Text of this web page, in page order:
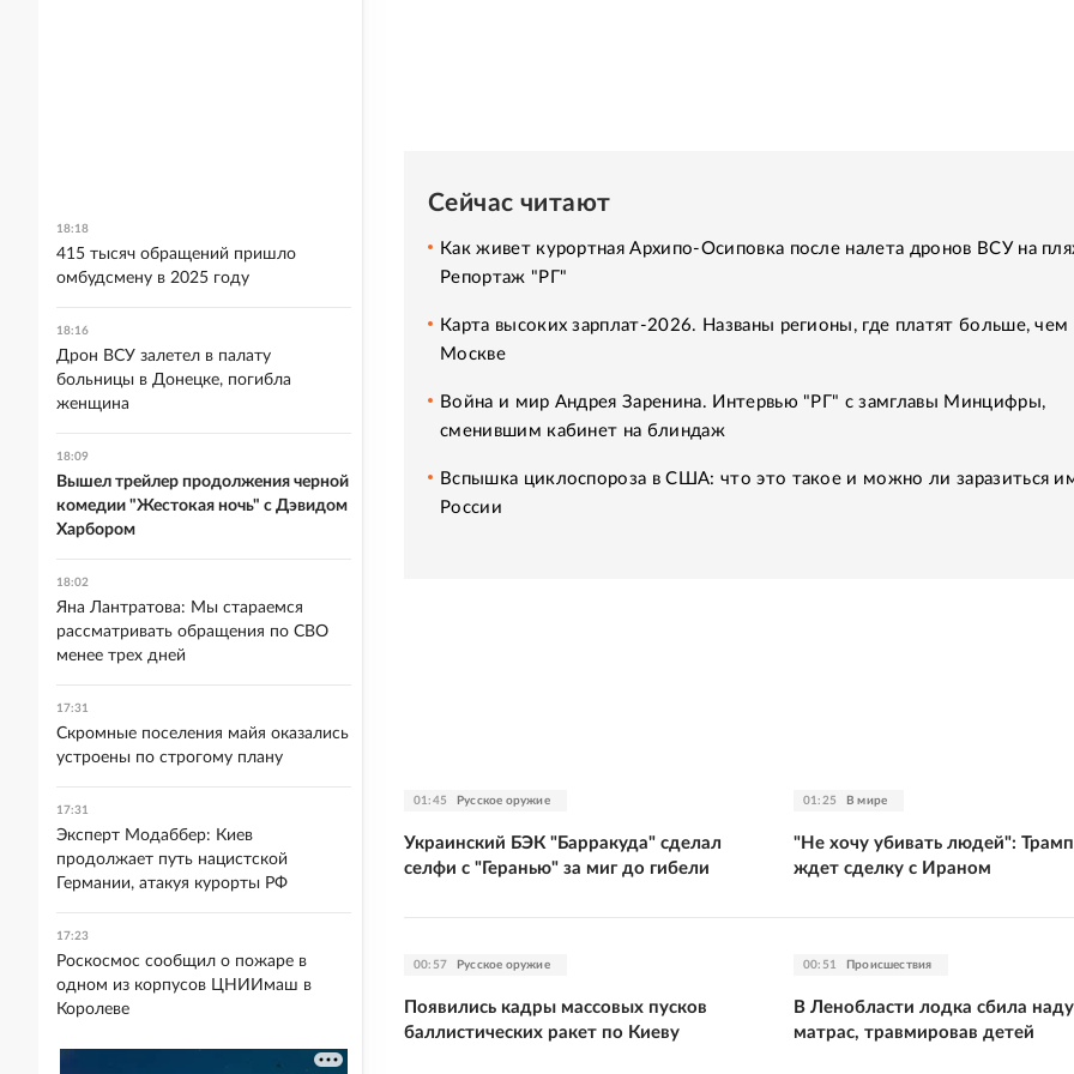
Сейчас читают
Как живет курортная Архипо-Осиповка после налета дронов ВСУ на
Репортаж "РГ"
Карта высоких зарплат-2026. Названы регионы, где платят больше, чем
Москве
Война и мир Андрея Заренина. Интервью "РГ" с замглавы Минцифры,
сменившим кабинет на блиндаж
Вспышка циклоспороза в США: что это такое и можно ли заразиться
России
01:45 Русское оружие
Украинский БЭК "Барракуда" сделал
селфи с "Геранью" за миг до гибели
01:25 В мире
"Не хочу убивать людей":
ждет сделку с Ираном
00:57 Русское оружие
Появились кадры массовых пусков
баллистических ракет по Киеву
00:51 Происшествия
В Ленобласти лодка сбила
матрас, травмировав детей
18:18
415 тысяч обращений пришло
омбудсмену в 2025 году
18:16
Дрон ВСУ залетел в палату
больницы в Донецке, погибла
женщина
18:09
Вышел трейлер продолжения черной
комедии "Жестокая ночь" с Дэвидом
Харбором
18:02
Яна Лантратова: Мы стараемся
рассматривать обращения по СВО
менее трех дней
17:31
Скромные поселения майя оказались
устроены по строгому плану
17:31
Эксперт Модаббер: Киев
продолжает путь нацистской
Германии, атакуя курорты РФ
17:23
Роскосмос сообщил о пожаре в
одном из корпусов ЦНИИмаш в
Королеве